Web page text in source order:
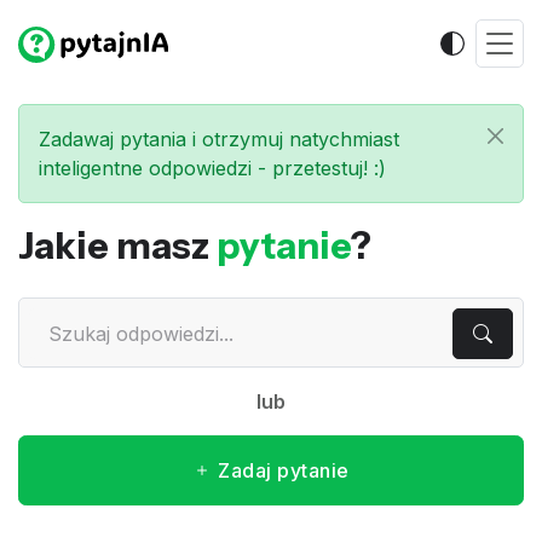
Zadawaj pytania i otrzymuj natychmiast
inteligentne odpowiedzi - przetestuj! :)
Jakie masz pytanie?
lub
Zadaj pytanie